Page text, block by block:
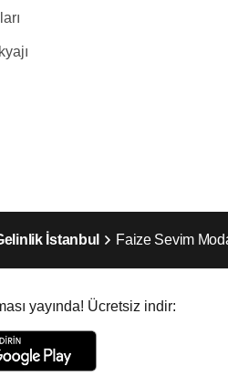
İstanbul Faize Sevim
yayında! Ücretsiz indir: